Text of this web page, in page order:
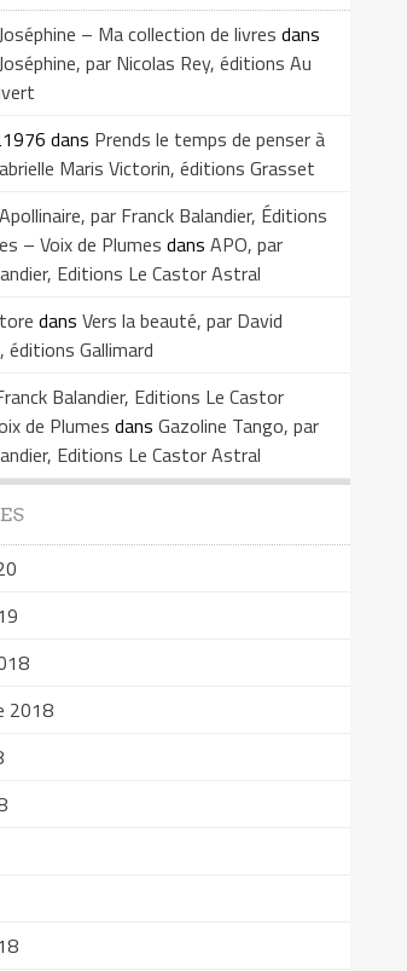
– Ma collection de livres dans
par Nicolas Rey, éditions Au
dans Prends le temps de penser à
Maris Victorin, éditions Grasset
par Franck Balandier, Éditions
– Voix de Plumes dans APO, par
Editions Le Castor Astral
dans Vers la beauté, par David
éditions Gallimard
Balandier, Editions Le Castor
de Plumes dans Gazoline Tango, par
Editions Le Castor Astral
2018